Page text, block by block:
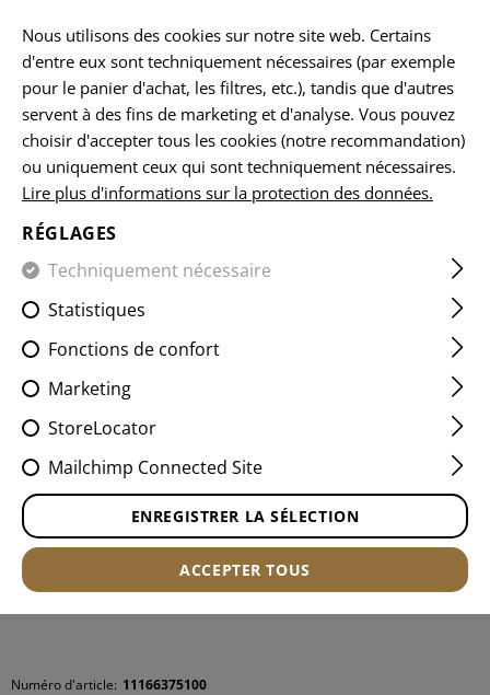
ACCUEIL EQUIPEMENTS POCHETTES AUTRES
MEDIUM HORIZONTAL
UTILITY POUCH ZIPPED CORE
Numéro d'article: 11166375100
Nous utilisons des cookies sur notre site web. Certains
d'entre eux sont techniquement nécessaires (par exemple
pour le panier d'achat, les filtres, etc.), tandis que d'autres
servent à des fins de marketing et d'analyse. Vous pouvez
choisir d'accepter tous les cookies (notre recommandation)
ou uniquement ceux qui sont techniquement nécessaires.
Lire plus d'informations sur la protection des données.
RÉGLAGES
Techniquement nécessaire
Statistiques
Fonctions de confort
Marketing
StoreLocator
Mailchimp Connected Site
ENREGISTRER LA SÉLECTION
ACCEPTER TOUS